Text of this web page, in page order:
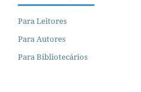
Para Leitores
Para Autores
Para Bibliotecários